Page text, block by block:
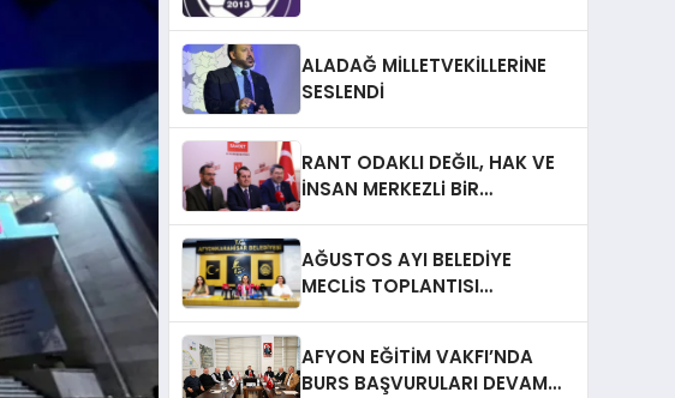
ALADAĞ MİLLETVEKİLLERİNE
SESLENDİ
RANT ODAKLI DEĞIL, HAK VE
İNSAN MERKEZLi BiR
YANINDAYIZ!
AĞUSTOS AYI BELEDİYE
MECLİS TOPLANTISI
AFYON EĞİTİM VAKFI’NDA
BURS BAŞVURULARI DEVAM